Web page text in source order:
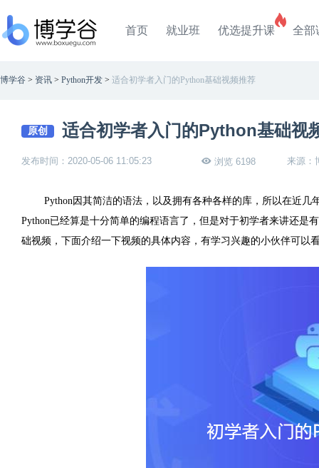
首页 就业班 优选提升课 全部
博学谷 > 资讯 > Python开发 > 适合初学者入门的Python基础视频推荐
原创 适合初学者入门的Python基础视
发布时间：2020-05-06 11:05:23 浏览 6198 来源：
Python因其简洁的语法，以及拥有各种各样的库，所以在近
Python已经算是十分简单的编程语言了，但是对于初学者来讲还是
础视频，下面介绍一下视频的具体内容，有学习兴趣的小伙伴可以